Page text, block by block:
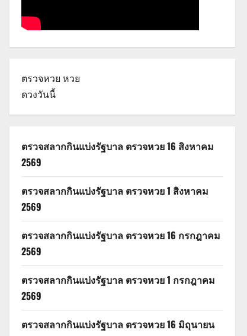
ตรวจหวย หวย
ดวงวันนี้
ตรวจสลากกินแบ่งรัฐบาล ตรวจหวย 16 สิงหาคม
2569
ตรวจสลากกินแบ่งรัฐบาล ตรวจหวย 1 สิงหาคม
2569
ตรวจสลากกินแบ่งรัฐบาล ตรวจหวย 16 กรกฎาคม
2569
ตรวจสลากกินแบ่งรัฐบาล ตรวจหวย 1 กรกฎาคม
2569
ตรวจสลากกินแบ่งรัฐบาล ตรวจหวย 16 มิถุนายน